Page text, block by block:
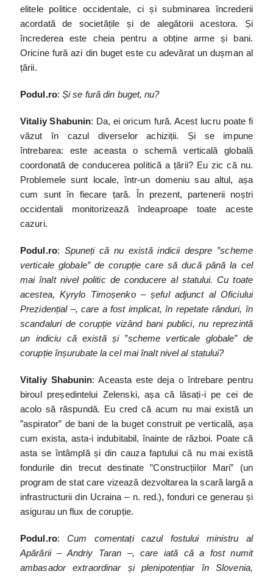
elitele politice occidentale, ci și subminarea încrederii
acordată de societățile și de alegătorii acestora. Și
încrederea este cheia pentru a obține arme și bani.
Oricine fură azi din buget este cu adevărat un dușman al
țării.
Podul.ro:Și se fură din buget, nu?
Vitaliy Shabunin: Da, ei oricum fură. Acest lucru poate fi
văzut în cazul diverselor achiziții. Și se impune
întrebarea: este aceasta o schemă verticală globală
coordonată de conducerea politică a țării? Eu zic că nu.
Problemele sunt locale, într-un domeniu sau altul, așa
cum sunt în fiecare țară. În prezent, partenerii noștri
occidentali monitorizează îndeaproape toate aceste
cazuri.
Podul.ro: Spuneți că nu există indicii despre ”scheme
verticale globale” de corupție care să ducă până la cel
mai înalt nivel politic de conducere al statului. Cu toate
acestea, Kyrylo Timoșenko – șeful adjunct al Oficiului
Prezidențial –, care a fost implicat, în repetate rânduri, în
scandaluri de corupție vizând bani publici, nu reprezintă
un indiciu că există și ”scheme verticale globale” de
corupție înșurubate la cel mai înalt nivel al statului?
Vitaliy Shabunin: Aceasta este deja o întrebare pentru
biroul președintelui Zelenski, așa că lăsați-i pe cei de
acolo să răspundă. Eu cred că acum nu mai există un
”aspirator” de bani de la buget construit pe verticală, așa
cum exista, asta-i indubitabil, înainte de război. Poate că
asta se întâmplă și din cauza faptului că nu mai există
fondurile din trecut destinate ”Construcțiilor Mari” (un
program de stat care vizează dezvoltarea la scară largă a
infrastructurii din Ucraina – n. red.), fonduri ce generau și
asigurau un flux de corupție.
Podul.ro:Cum comentați cazul fostului ministru al
Apărării – Andriy Taran –, care iată că a fost numit
ambasador extraordinar și plenipotențiar în Slovenia,